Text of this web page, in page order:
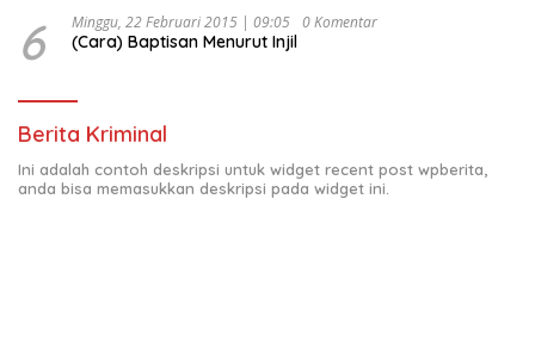
6 Minggu, 22 Februari 2015 | 09:05 0 Komentar
(Cara) Baptisan Menurut Injil
Berita Kriminal
Ini adalah contoh deskripsi untuk widget recent post wpberita,
anda bisa memasukkan deskripsi pada widget ini.